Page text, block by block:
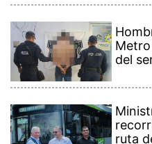
del
ruta